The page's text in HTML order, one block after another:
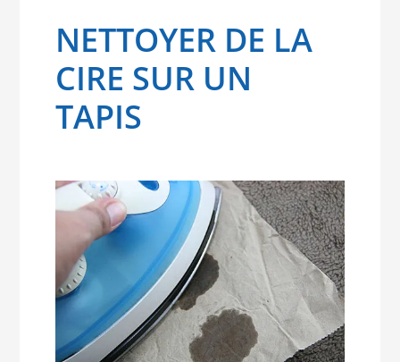
NETTOYER DE LA
CIRE SUR UN
TAPIS